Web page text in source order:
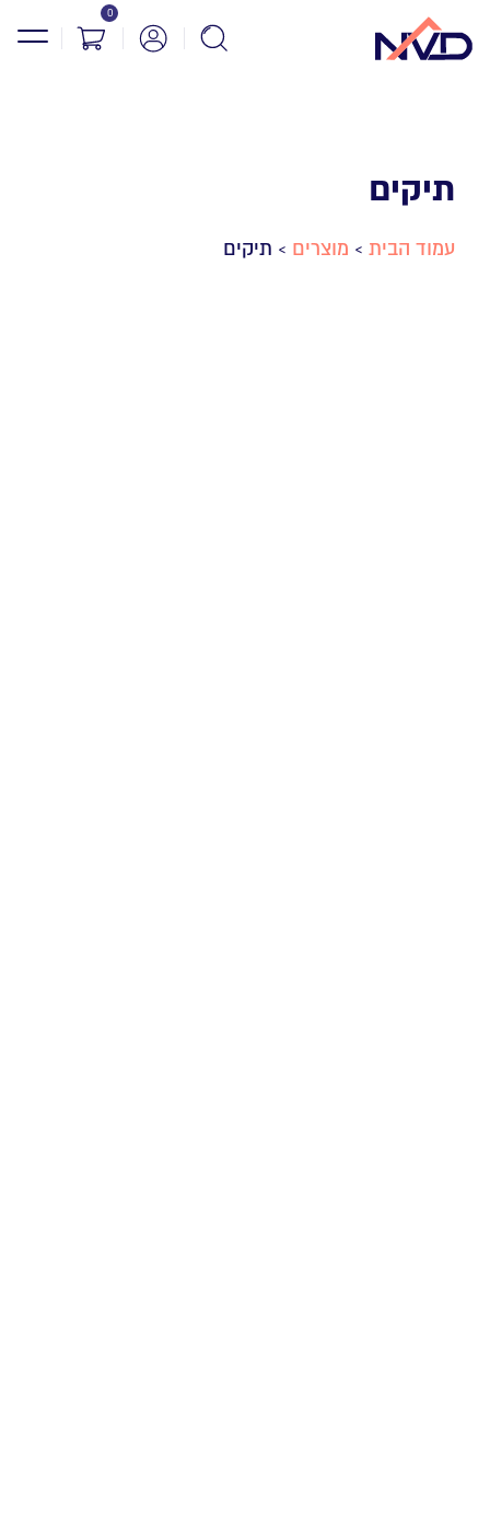
0
תיקים
עמוד הבית > מוצרים > תיקים